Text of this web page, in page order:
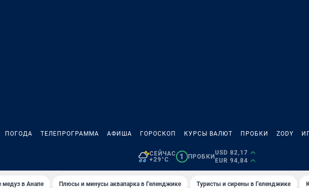
ПОГОДА ТЕЛЕПРОГРАММА АФИША ГОРОСКОП КУРСЫ ВАЛЮТ ПРОБКИ ZODY
СЕЙЧАС
+29°C
1 ПРОБКИ
USD 82,17
EUR 94,84
медуз в Анапе Плюсы и минусы аквапарка в Геленджике Туристы и сирены в Геленджике